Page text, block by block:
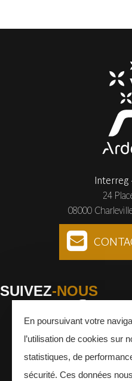
Interreg
24
08000
SUIVEZ-NOUS
Facebook
En poursuivant votre
l’utilisation de cookies sur
statistiques, de
sécurité. Ces données